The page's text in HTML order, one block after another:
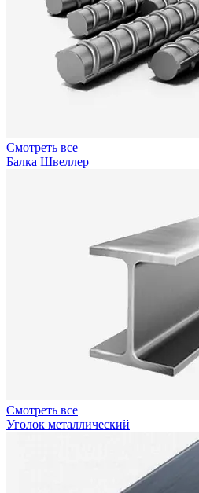
Смотреть все
Балка Швеллер
Смотреть все
Уголок металлический